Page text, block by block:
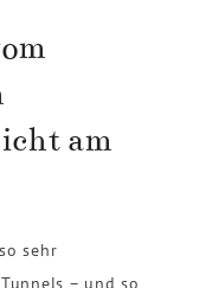
am
sehr
– und so